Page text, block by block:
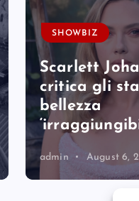
SHOWBIZ
Scarlett
critica gli
bellezza
admin August 6,